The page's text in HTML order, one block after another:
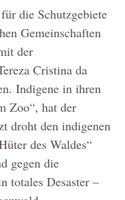
die Schutzgebiete
Gemeinschaften
der
Cristina da
Indigene in ihren
Zoo“, hat der
droht den indigenen
des Waldes“
gegen die
totales Desaster –